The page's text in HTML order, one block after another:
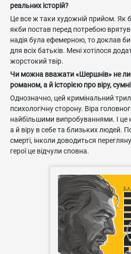
реальних історій?
Це все ж таки художній прийом. Як
якби постав перед потребою
надія була ефемерною, то доклав би
для всіх батьків. Мені хотілося
жорстокий твір.
Чи можна вважати «Шершнів» не
романом, а й історією про віру,
Однозначно, цей кримінальний
психологічну сторону. Віра
найбільшими випробуваннями. І це
а й віру в себе та близьких людей.
смерті, інколи доводиться
герої це відчули сповна.